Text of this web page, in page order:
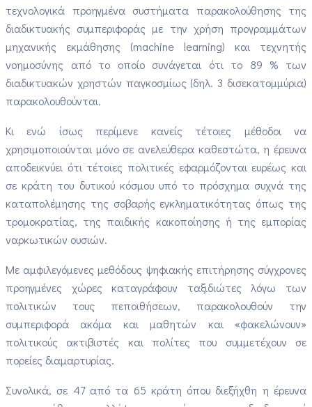
τεχνολογικά προηγμένα συστήματα παρακολούθησης της
διαδικτυακής συμπεριφοράς με την χρήση προγραμμάτων
μηχανικής εκμάθησης (machine learning) και τεχνητής
νοημοσύνης από το οποίο συνάγεται ότι το 89 % των
διαδικτυακών χρηστών παγκοσμίως (δηλ. 3 δισεκατομμύρια)
παρακολουθούνται.
Κι ενώ ίσως περίμενε κανείς τέτοιες μέθοδοι να
χρησιμοποιούνται μόνο σε ανελεύθερα καθεστώτα, η έρευνα
αποδεικνύει ότι τέτοιες πολιτικές εφαρμόζονται ευρέως και
σε κράτη του δυτικού κόσμου υπό το πρόσχημα συχνά της
καταπολέμησης της σοβαρής εγκληματικότητας όπως της
τρομοκρατίας, της παιδικής κακοποίησης ή της εμπορίας
ναρκωτικών ουσιών.
Με αμφιλεγόμενες μεθόδους ψηφιακής επιτήρησης σύγχρονες
προηγμένες χώρες καταγράφουν ταξιδιώτες λόγω των
πολιτικών τους πεποιθήσεων, παρακολουθούν την
συμπεριφορά ακόμα και μαθητών και «φακελώνουν»
πολιτικούς ακτιβιστές και πολίτες που συμμετέχουν σε
πορείες διαμαρτυρίας.
Συνολικά, σε 47 από τα 65 κράτη όπου διεξήχθη η έρευνα